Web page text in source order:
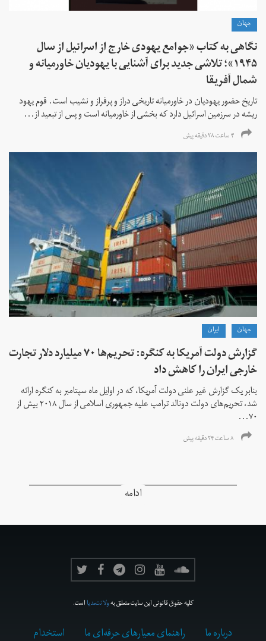
جهان
نگاهی به کتاب «جوامع یهودی خارج از اسرائیل از سال
۱۹۴۵»؛ تلاشی جدید برای آشنایی با یهودیان خاورمیانه و
شمال آفریقا
تاریخ حضور یهودیان در خاورمیانه تاریخی دراز و پرفراز و نشیب است. قوم یهود
ریشه در سرزمین اسرائیل دارد که بخشی از خاورمیانه است و پس از تبعید از...
۴ ساعت ۲۸ دقیقه پیش
جهان ايران
گزارش دولت آمریکا به کنگره: تحریم‌ها ۷۰ میلیارد دلار تجارت
خارجی ایران را کاهش داد
بنابر یک گزارش غیر علنی دولت آمریکا، که در اوایل ماه سپتامبر به کنگره ارائه
شد، تحریم‌های دولت دونالد ترامپ علیه جمهوری اسلامی از سال ۲۰۱۸ بیش از
۷۰...
۸ ساعت ۲۴ دقیقه پیش
ادامه
کلیه حقوق قانونی این سایت متعلق بهولانت‌مدیااست.
درباره ما راهنمای معیارهای حرفه‌ای ما استخدام